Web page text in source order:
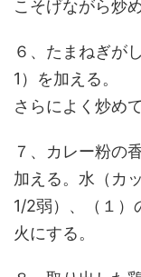
こそげながら炒め
６、たまねぎが
1）を加える。
さらによく炒め
７、カレー粉の
加える。水（カ
1/2弱）、（１）
火にする。